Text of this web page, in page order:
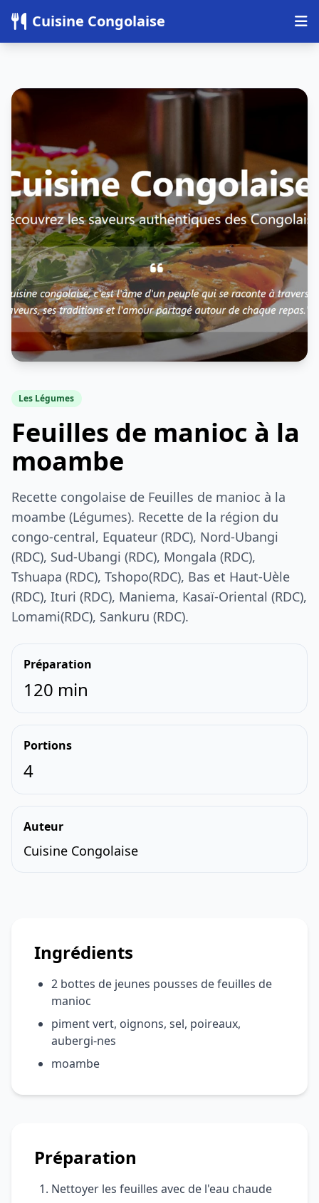
Cuisine Congolaise
Les Légumes
Feuilles de manioc à la
moambe
Recette congolaise de Feuilles de manioc à la
moambe (Légumes). Recette de la région du
congo-central, Equateur (RDC), Nord-Ubangi
(RDC), Sud-Ubangi (RDC), Mongala (RDC),
Tshuapa (RDC), Tshopo(RDC), Bas et Haut-Uèle
(RDC), Ituri (RDC), Maniema, Kasaï-Oriental (RDC),
Lomami(RDC), Sankuru (RDC).
Préparation
120 min
Portions
4
Auteur
Cuisine Congolaise
Ingrédients
2 bottes de jeunes pousses de feuilles de
manioc
piment vert, oignons, sel, poireaux,
aubergi-nes
moambe
Préparation
Nettoyer les feuilles avec de l'eau chaude